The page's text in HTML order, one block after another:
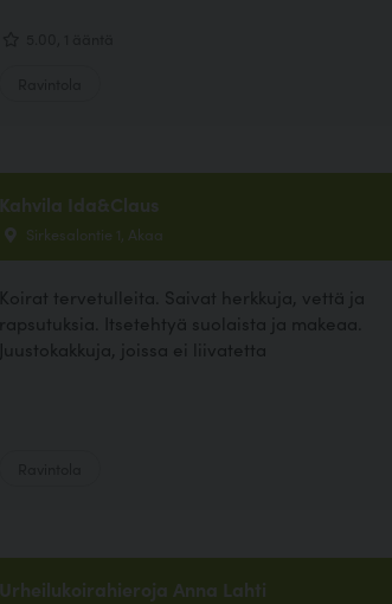
Kahvila Ida&Claus
Sirkesalontie 1, Akaa
Koirat tervetulleita. Saivat herkkuja, vettä ja
rapsutuksia. Itsetehtyä suolaista ja makeaa.
Juustokakkuja, joissa ei liivatetta
Urheilukoirahieroja Anna Lahti